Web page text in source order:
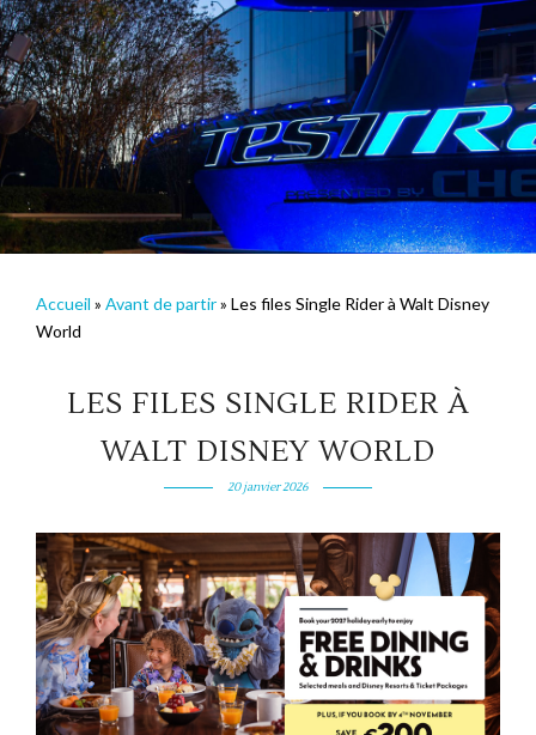
Accueil » Avant de partir» Les files Single Rider à Walt Disney
World
LES FILES SINGLE RIDER À
WALT DISNEY WORLD
20 janvier 2026